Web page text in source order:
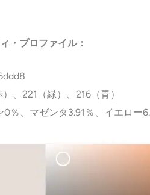
・プロファイル：
、221（緑）、216（青）
0％、マゼンタ3.91％、イエロー